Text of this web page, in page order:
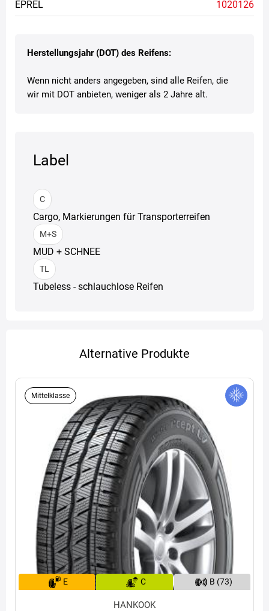
Herstellungsjahr (DOT) des Reifens:
Wenn nicht anders angegeben, sind alle Reifen, die
wir mit DOT anbieten, weniger als 2 Jahre alt.
Label
C
Cargo, Markierungen für Transporterreifen
M+S
MUD + SCHNEE
TL
Tubeless - schlauchlose Reifen
EPREL 1020126
Alternative Produkte
Mittelklasse
E C B (73)
HANKOOK